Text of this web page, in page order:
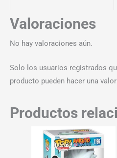
Valoraciones
No hay valoraciones aún.
Solo los usuarios registrados
producto pueden hacer una
Productos